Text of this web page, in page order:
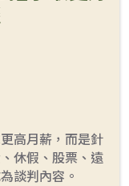
高月薪，而是針
休假、股票、遠
談判內容。